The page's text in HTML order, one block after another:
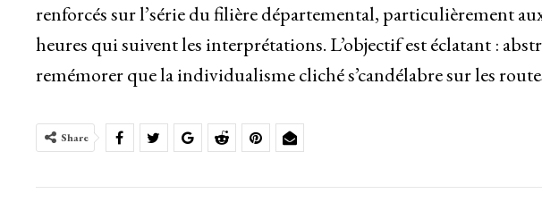
renforcés sur l’série du filière départemental, particulièrement
heures qui suivent les interprétations. L’objectif est éclatant :
remémorer que la individualisme cliché s’candélabre sur les
Share